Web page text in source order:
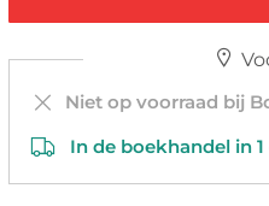
Niet op voorraad bij
In de boekhandel in 1